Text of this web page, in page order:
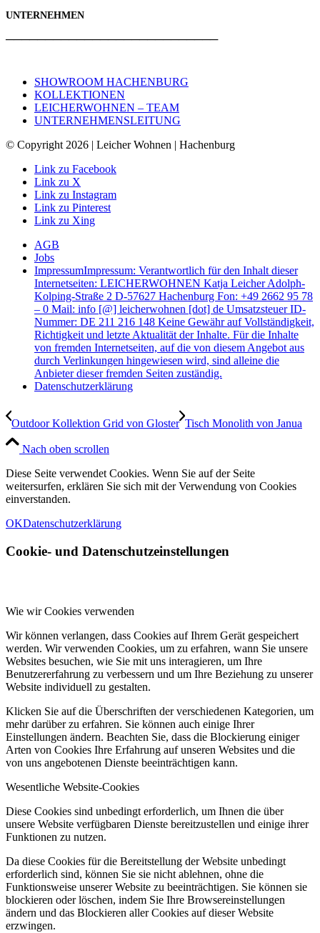
UNTERNEHMEN
───────────────────────────
SHOWROOM HACHENBURG
KOLLEKTIONEN
LEICHERWOHNEN – TEAM
UNTERNEHMENSLEITUNG
© Copyright 2026 | Leicher Wohnen | Hachenburg
Link zu Facebook
Link zu X
Link zu Instagram
Link zu Pinterest
Link zu Xing
AGB
Jobs
ImpressumImpressum: Verantwortlich für den Inhalt dieser
Internetseiten: LEICHERWOHNEN Katja Leicher Adolph-
Kolping-Straße 2 D-57627 Hachenburg Fon: +49 2662 95 78
– 0 Mail: info [@] leicherwohnen [dot] de Umsatzsteuer ID-
Nummer: DE 211 216 148 Keine Gewähr auf Vollständigkeit,
Richtigkeit und letzte Aktualität der Inhalte. Für die Inhalte
von fremden Internetseiten, auf die von diesem Angebot aus
durch Verlinkungen hingewiesen wird, sind alleine die
Anbieter dieser fremden Seiten zuständig.
Datenschutzerklärung
Outdoor Kollektion Grid von Gloster Tisch Monolith von Janua
Nach oben scrollen
Diese Seite verwendet Cookies. Wenn Sie auf der Seite
weitersurfen, erklären Sie sich mit der Verwendung von Cookies
einverstanden.
OKDatenschutzerklärung
Cookie- und Datenschutzeinstellungen
Wie wir Cookies verwenden
Wir können verlangen, dass Cookies auf Ihrem Gerät gespeichert
werden. Wir verwenden Cookies, um zu erfahren, wann Sie unsere
Websites besuchen, wie Sie mit uns interagieren, um Ihre
Benutzererfahrung zu verbessern und um Ihre Beziehung zu unserer
Website individuell zu gestalten.
Klicken Sie auf die Überschriften der verschiedenen Kategorien, um
mehr darüber zu erfahren. Sie können auch einige Ihrer
Einstellungen ändern. Beachten Sie, dass die Blockierung einiger
Arten von Cookies Ihre Erfahrung auf unseren Websites und die
von uns angebotenen Dienste beeinträchtigen kann.
Wesentliche Website-Cookies
Diese Cookies sind unbedingt erforderlich, um Ihnen die über
unsere Website verfügbaren Dienste bereitzustellen und einige ihrer
Funktionen zu nutzen.
Da diese Cookies für die Bereitstellung der Website unbedingt
erforderlich sind, können Sie sie nicht ablehnen, ohne die
Funktionsweise unserer Website zu beeinträchtigen. Sie können sie
blockieren oder löschen, indem Sie Ihre Browsereinstellungen
ändern und das Blockieren aller Cookies auf dieser Website
erzwingen.